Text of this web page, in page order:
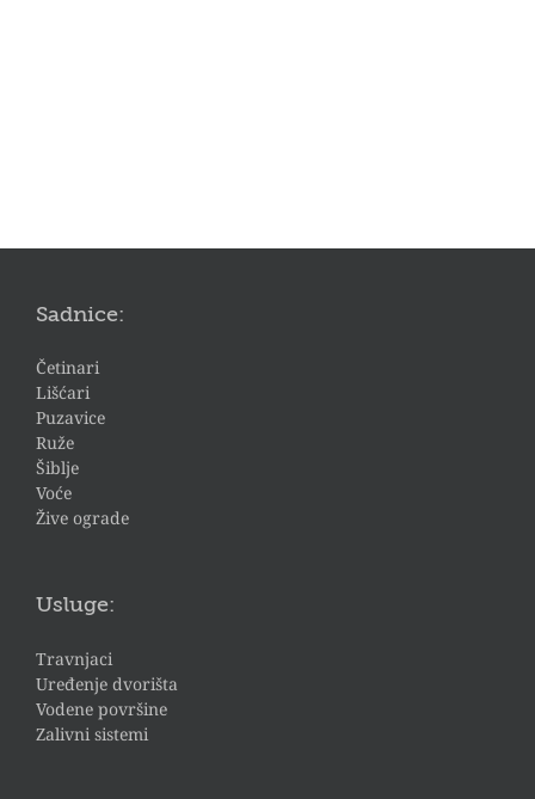
Sadnice:
Četinari
Lišćari
Puzavice
Ruže
Šiblje
Voće
Žive ograde
Usluge:
Travnjaci
Uređenje dvorišta
Vodene površine
Zalivni sistemi